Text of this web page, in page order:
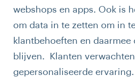
webshops en apps. Ook is
om data in te zetten om in
klantbehoeften en
blijven. Klanten
gepersonaliseerde